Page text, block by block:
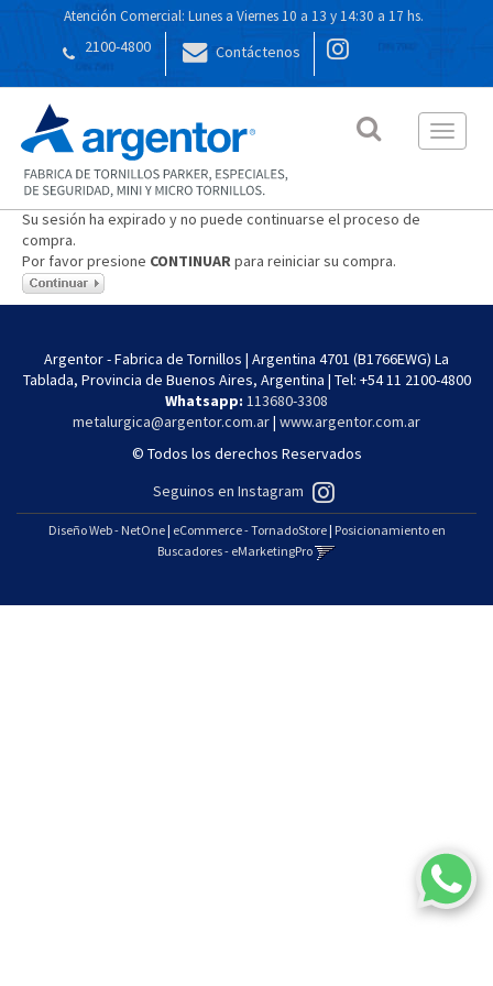
Atención Comercial: Lunes a Viernes 10 a 13 y 14:30 a 17 hs.
2100-4800 Contáctenos
Toggle
Su sesión ha expirado y no puede continuarse el proceso de
compra.
Por favor presione CONTINUARpara reiniciar su compra.
Argentor - Fabrica de Tornillos | Argentina 4701 (B1766EWG) La
Tablada, Provincia de Buenos Aires, Argentina | Tel: +54 11 2100-4800
Whatsapp: 113680-3308
metalurgica@argentor.com.ar| www.argentor.com.ar
© Todos los derechos Reservados
Seguinos en Instagram
Diseño Web - NetOne| eCommerce - TornadoStore| Posicionamiento en
Buscadores - eMarketingPro